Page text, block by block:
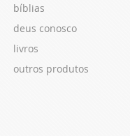
bíblias
deus conosco
livros
outros produtos